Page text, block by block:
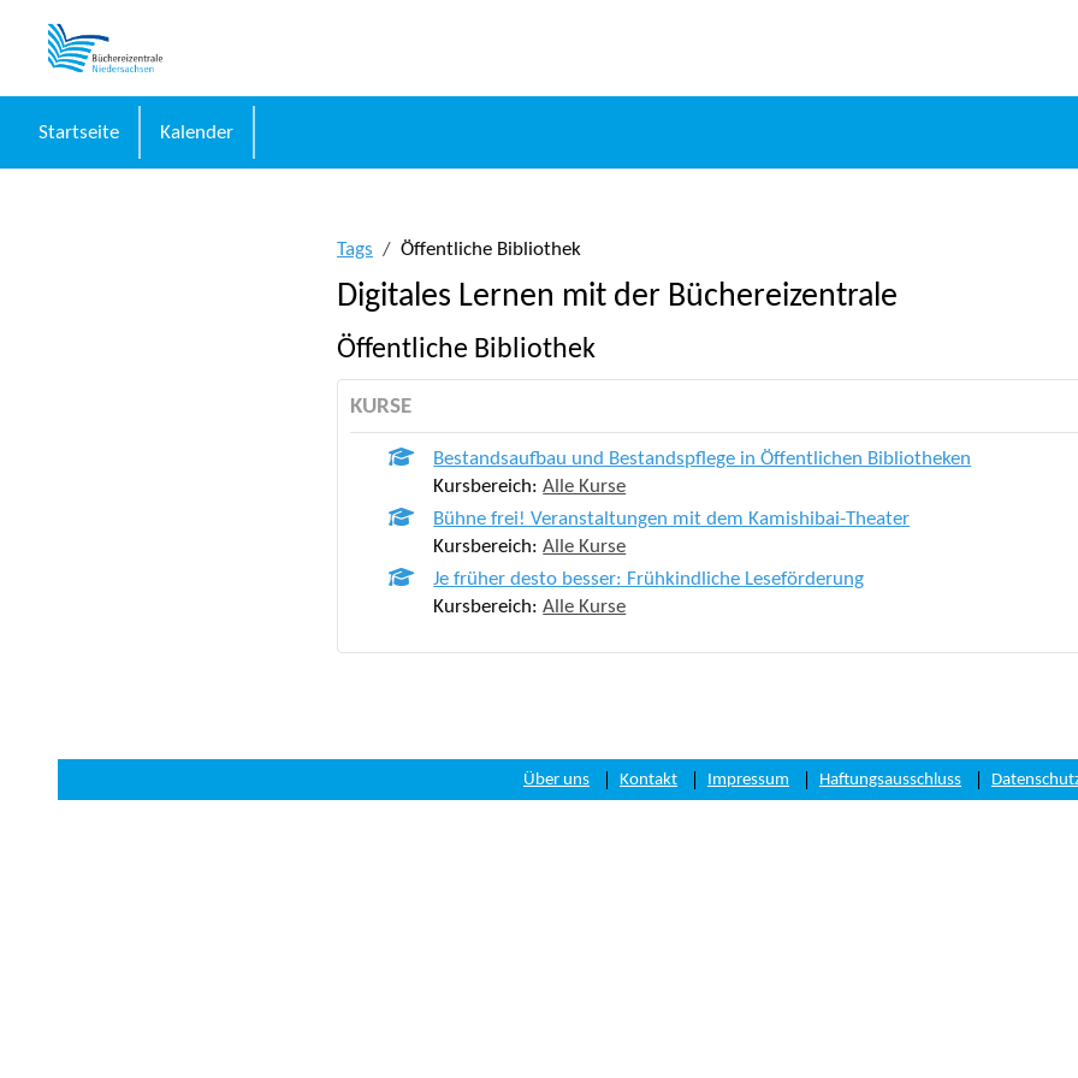
Startseite Kalender
Tags Öffentliche Bibliothek
Digitales Lernen mit der Büchereizentrale
Öffentliche Bibliothek
KURSE
Bestandsaufbau und Bestandspflege in Öffentlichen Bibliotheken
Kursbereich:Alle Kurse
Bühne frei! Veranstaltungen mit dem Kamishibai-Theater
Kursbereich:Alle Kurse
Je früher desto besser: Frühkindliche Leseförderung
Kursbereich:Alle Kurse
Über uns Kontakt Impressum Haftungsausschluss